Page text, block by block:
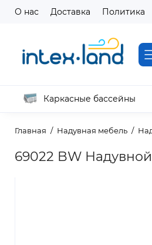
О нас Доставка Политика
Каркасные бассейны
Главная Надувная мебель
69022 BW Надувной